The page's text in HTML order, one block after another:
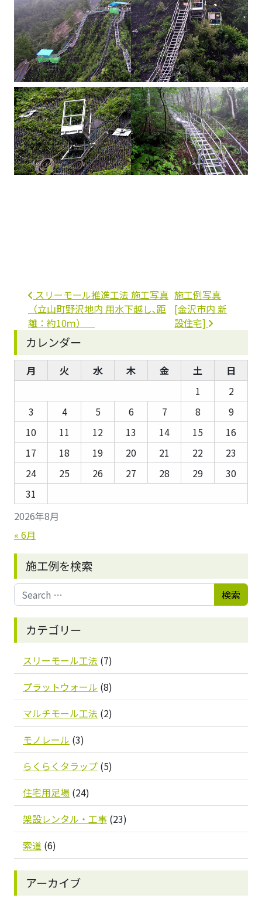
投稿ナビゲーション
スリーモール推進工法 施工写真
（立山町野沢地内 用水下越し､距
離：約10ｍ）
施工例写真
[金沢市内 新
設住宅]
カレンダー
2026年8月
月 火 水 木 金 土
日
1
2
3
4 5 6 7 8
9
10
11 12 13 14 15
16
17
18 19 20 21 22
23
24
25 26 27 28 29
30
31
« 6月
施工例を検索
Search for:
カテゴリー
スリーモール工法 (7)
プラットウォール (8)
マルチモール工法 (2)
モノレール (3)
らくらくタラップ (5)
住宅用足場 (24)
架設レンタル・工事 (23)
索道 (6)
アーカイブ